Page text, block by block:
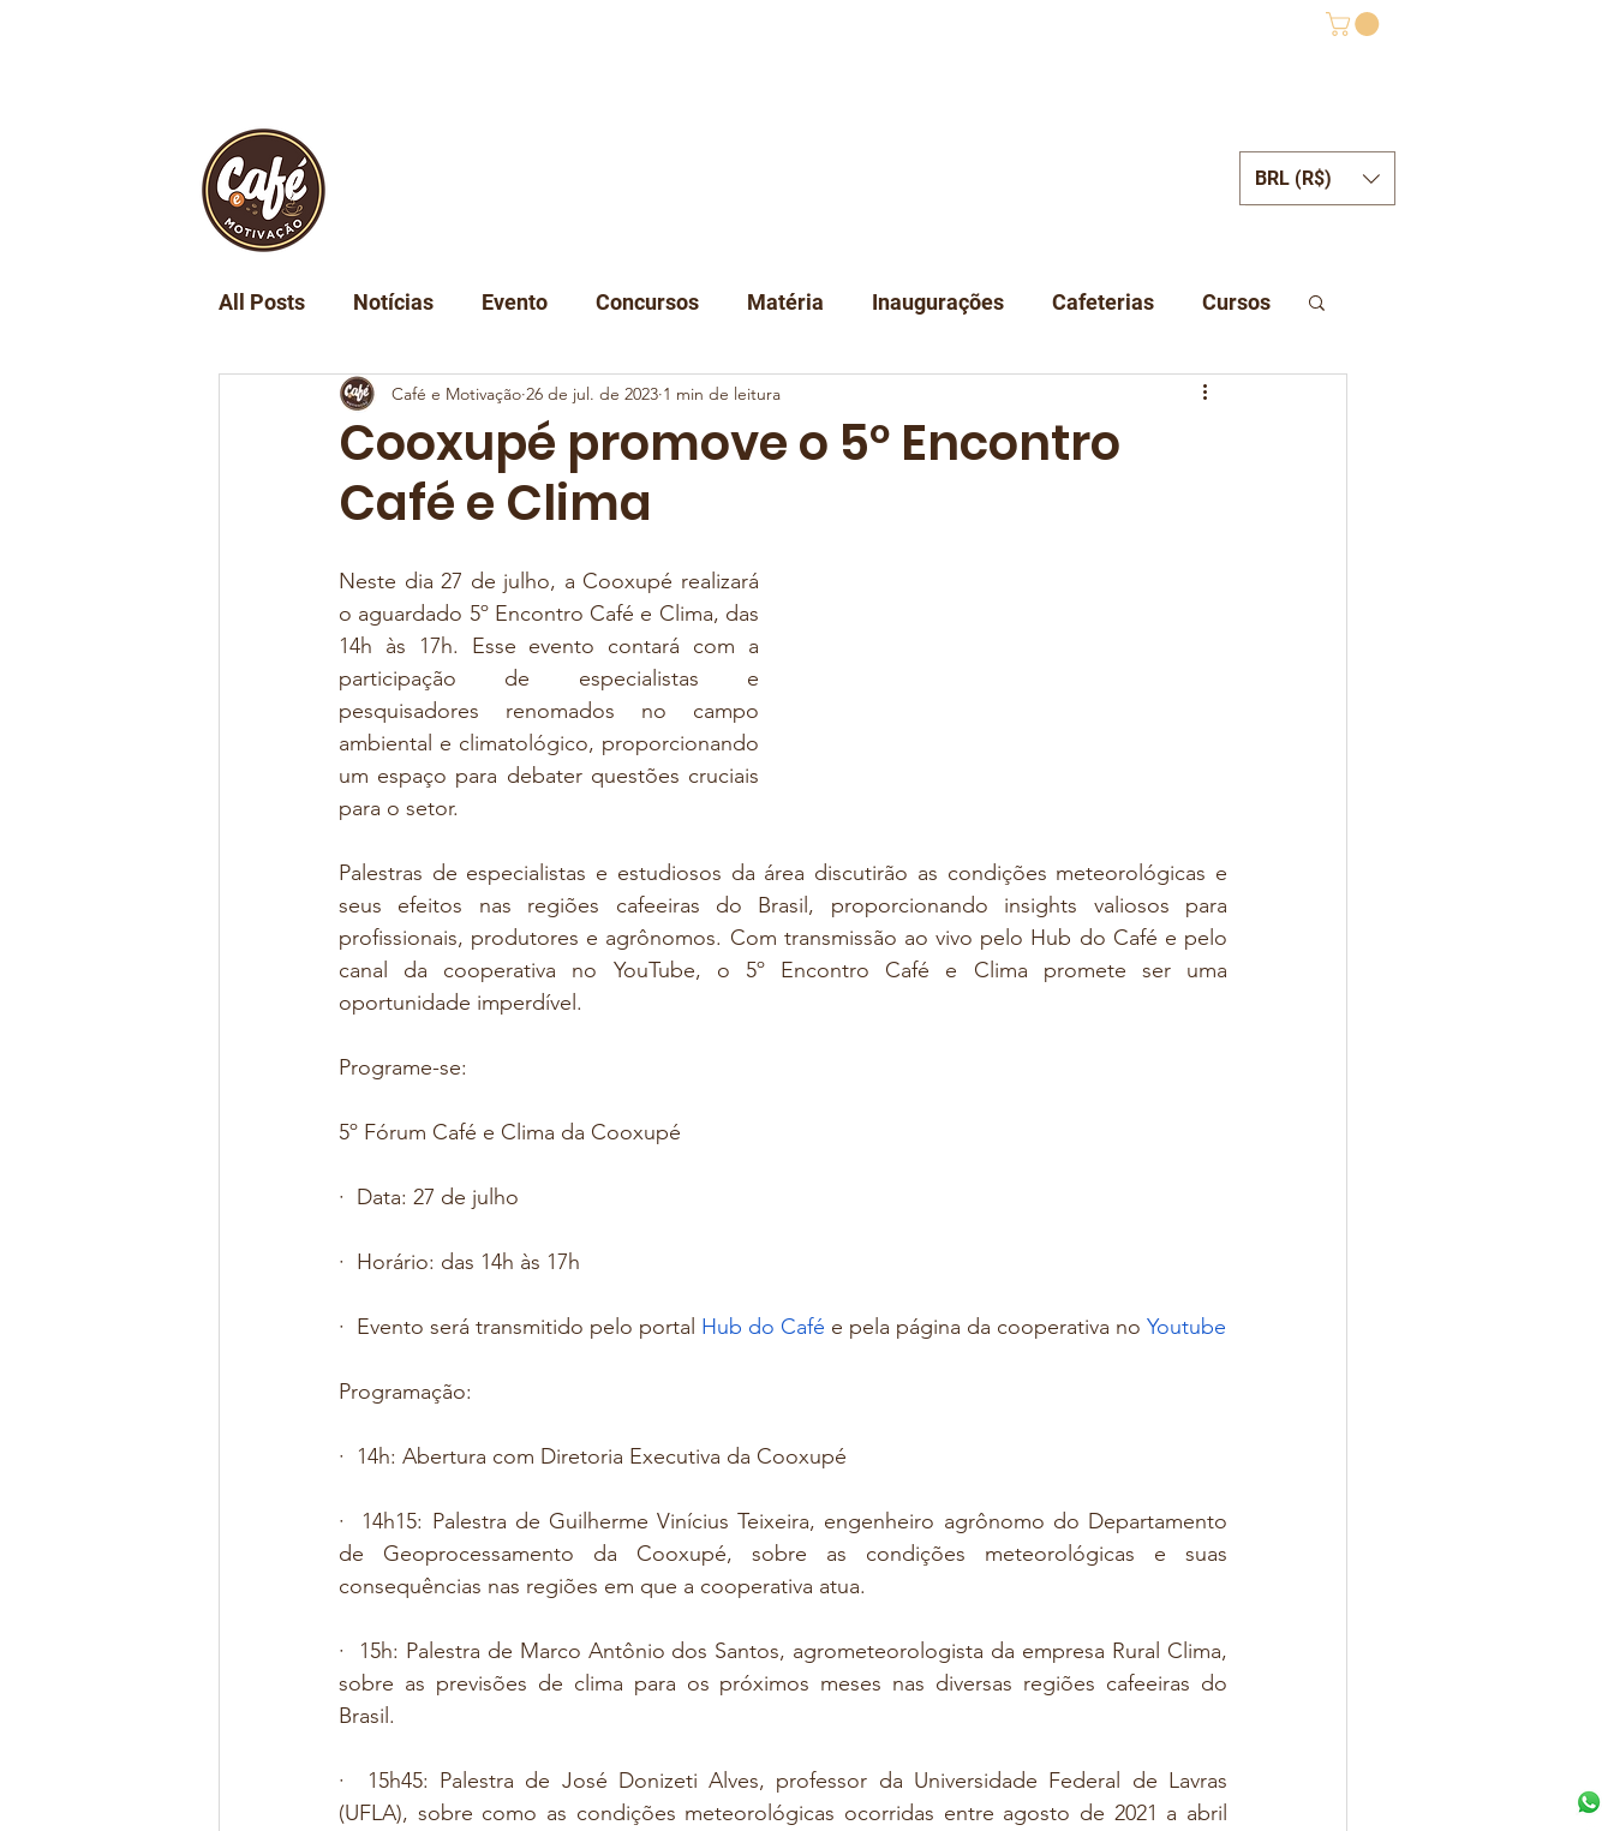
BRL (R$)
All Posts Notícias Evento Concursos Matéria Inaugurações Cafeterias Cursos
Turismo Tecnologia Classificação Instituições
Cooxupé promove o 5º Encontro
Café e Clima
Café e Motivação 26 de jul. de 2023 1 min de leitura
Neste dia 27 de julho, a Cooxupé realizará
o aguardado 5º Encontro Café e Clima, das
14h às 17h. Esse evento contará com a
participação de especialistas e
pesquisadores renomados no campo
ambiental e climatológico, proporcionando
um espaço para debater questões cruciais
para o setor.
Palestras de especialistas e estudiosos da área discutirão as condições meteorológicas e
seus efeitos nas regiões cafeeiras do Brasil, proporcionando insights valiosos para
profissionais, produtores e agrônomos. Com transmissão ao vivo pelo Hub do Café e pelo
canal da cooperativa no YouTube, o 5º Encontro Café e Clima promete ser uma
oportunidade imperdível.
Programe-se:
5º Fórum Café e Clima da Cooxupé
·  Data: 27 de julho
·  Horário: das 14h às 17h
·  Evento será transmitido pelo portal Hub do Café e pela página da cooperativa no Youtube
Programação:
·  14h: Abertura com Diretoria Executiva da Cooxupé
·  14h15: Palestra de Guilherme Vinícius Teixeira, engenheiro agrônomo do Departamento
de Geoprocessamento da Cooxupé, sobre as condições meteorológicas e suas
consequências nas regiões em que a cooperativa atua.
·  15h: Palestra de Marco Antônio dos Santos, agrometeorologista da empresa Rural Clima,
sobre as previsões de clima para os próximos meses nas diversas regiões cafeeiras do
Brasil.
·  15h45: Palestra de José Donizeti Alves, professor da Universidade Federal de Lavras
(UFLA), sobre como as condições meteorológicas ocorridas entre agosto de 2021 a abril